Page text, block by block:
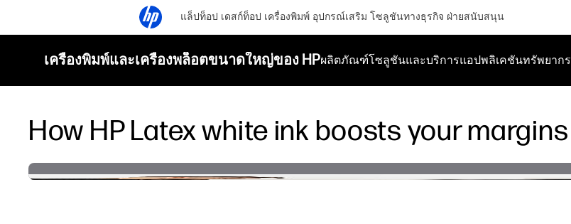
แล็ปท็อป เดสก์ท็อป เครื่องพิมพ์ อุปกรณ์เสริม โซลูชันทางธุรกิจ ฝ่ายสนับสนุน
เครื่องพิมพ์และเครื่องพล็อตขนาดใหญ่ของ HPผลิตภัณฑ์โซลูชันและบริการแอปพลิเคชันทรัพยากร
How HP Latex white ink boosts your margins